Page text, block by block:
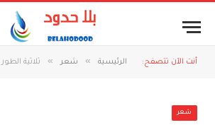
أنت الآن تتصفح: الرئيسية » شعر » ثلاثية الطور
شعر